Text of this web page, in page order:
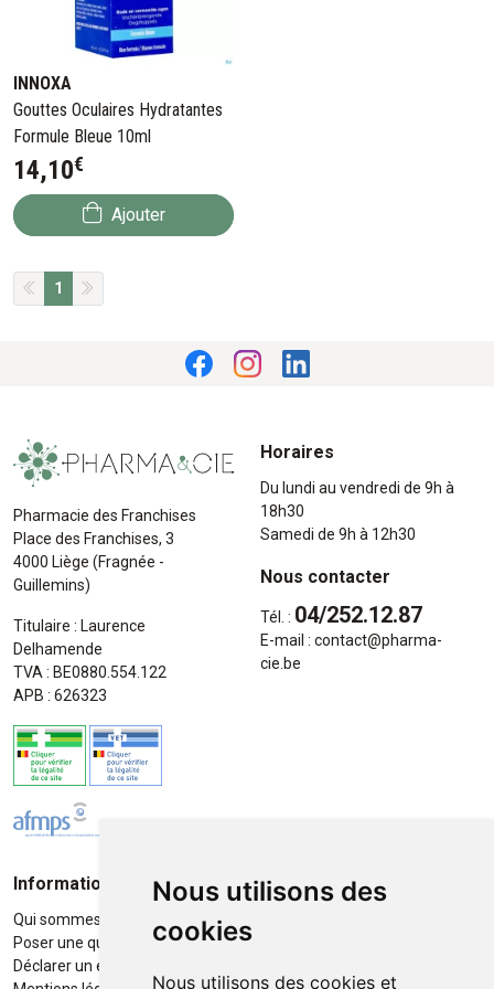
Nous utilisons des
cookies
Nous utilisons des cookies et
INNOXA
Gouttes Oculaires Hydratantes
Formule Bleue 10ml
14,10€
Ajouter
1
Pharmacie des Franchises
Place des Franchises, 3
4000 Liège (Fragnée -
Guillemins)
Titulaire : Laurence
Delhamende
TVA : BE0880.554.122
APB : 626323
Horaires
Du lundi au vendredi de 9h à
18h30
Samedi de 9h à 12h30
Nous contacter
Tél. : 04/252.12.87
E-mail : contact@pharma-
cie.be
Informations
Qui sommes-nous ?
Poser une question
Déclarer un effet indésirable
Moyens de paiement